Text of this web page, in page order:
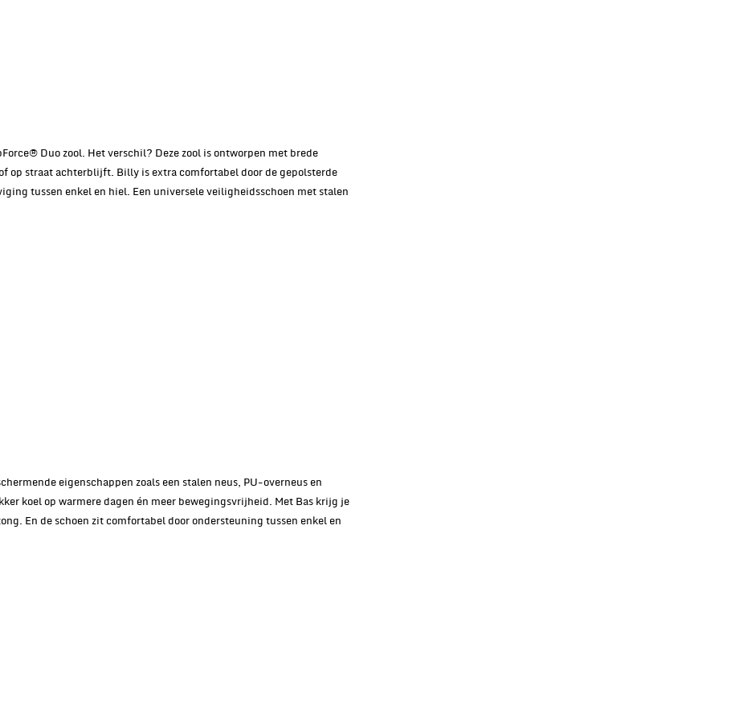
Duo zool. Het verschil? Deze zool is ontworpen met brede
op straat achterblijft. Billy is extra comfortabel door de gepolsterde
tussen enkel en hiel. Een universele veiligheidsschoen met stalen
eigenschappen zoals een stalen neus, PU-overneus en
koel op warmere dagen én meer bewegingsvrijheid. Met Bas krijg je
En de schoen zit comfortabel door ondersteuning tussen enkel en